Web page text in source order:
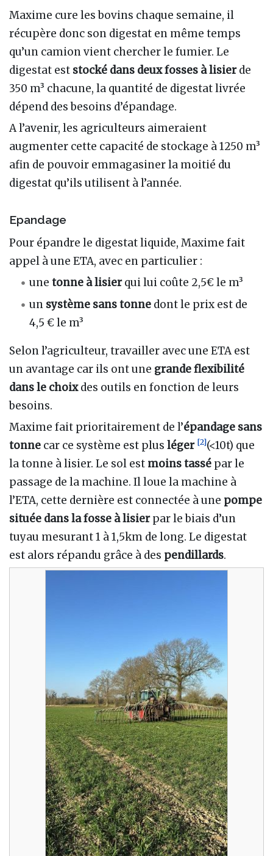
Maxime cure les bovins chaque semaine, il
récupère donc son digestat en même temps
qu’un camion vient chercher le fumier. Le
digestat est stocké dans deux fosses à lisierde
350 m³ chacune, la quantité de digestat livrée
dépend des besoins d’épandage.
A l’avenir, les agriculteurs aimeraient
augmenter cette capacité de stockage à 1250 m³
afin de pouvoir emmagasiner la moitié du
digestat qu’ils utilisent à l’année.
Epandage
Pour épandre le digestat liquide, Maxime fait
appel à une ETA, avec en particulier :
unetonne à lisierqui lui coûte 2,5€ le m³
un système sans tonne dont le prix est de
4,5 € le m³
Selon l’agriculteur, travailler avec une ETA est
un avantage car ils ont une grande flexibilité
dans le choixdes outils en fonction de leurs
besoins.
Maxime fait prioritairement de l’épandage sans
tonne car ce système est plus léger [2](<10t) que
la tonne à lisier. Le sol est moins tassé par le
passage de la machine. Il loue la machine à
l’ETA, cette dernière est connectée à une pompe
située dans la fosse à lisierpar le biais d’un
tuyau mesurant 1 à 1,5km de long. Le digestat
est alors répandu grâce à des pendillards.